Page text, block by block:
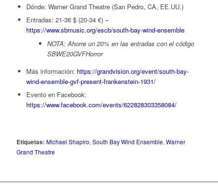
Dónde: Warner Grand Theatre (San Pedro, CA, EE.UU.)
Entradas: 21-36 $ (20-34 €) –
https://www.sbmusic.org/escb/south-bay-wind-ensemble
NOTA: Ahorre un 20% en las entradas con el código
SBWE20GVFHorror
Más información: https://grandvision.org/event/south-bay-
wind-ensemble-gvf-present-frankenstein-1931/
Evento en Facebook:
https://www.facebook.com/events/622828303358084/
Etiquetas: Michael Shapiro, South Bay Wind Ensemble, Warner
Grand Theatre